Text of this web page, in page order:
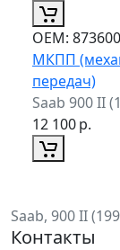
ОЕМ:
МКПП
передач)
Saab 900 II
12 100р.
Saab, 900 II
Контакты